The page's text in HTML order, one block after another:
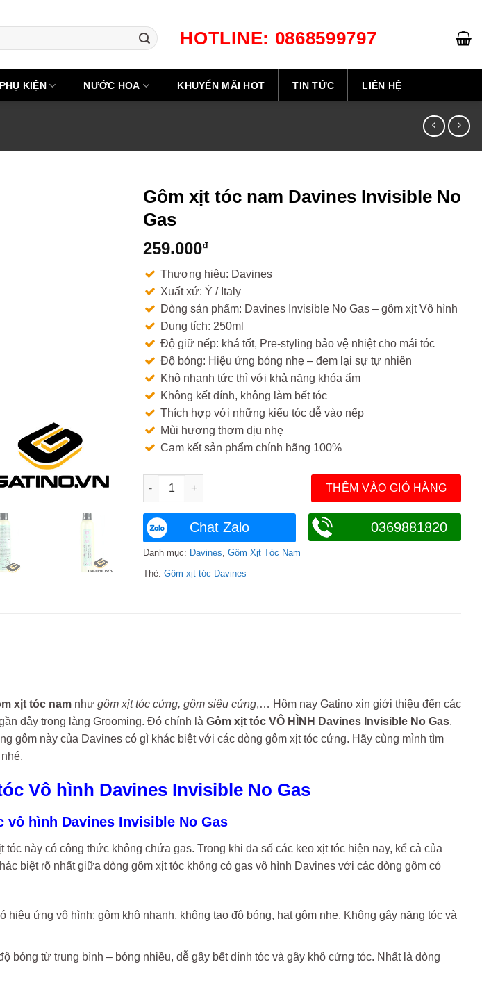
HOTLINE: 0868599797
PHỤ KIỆN NƯỚC HOA KHUYẾN MÃI HOT TIN TỨC LIÊN HỆ
Gôm xịt tóc nam Davines Invisible No
Gas
259.000₫
Thương hiệu: Davines
Xuất xứ: Ý / Italy
Dòng sản phẩm: Davines Invisible No Gas – gôm xịt Vô hình
Dung tích: 250ml
Độ giữ nếp: khá tốt, Pre-styling bảo vệ nhiệt cho mái tóc
Độ bóng: Hiệu ứng bóng nhẹ – đem lại sự tự nhiên
Khô nhanh tức thì với khả năng khóa ẩm
Không kết dính, không làm bết tóc
Thích hợp với những kiểu tóc dễ vào nếp
Mùi hương thơm dịu nhẹ
Cam kết sản phẩm chính hãng 100%
Gôm xịt tóc nam Davines Invisible No Gas số lượng
THÊM VÀO GIỎ HÀNG
Chat Zalo 0369881820
Danh mục: Davines Gôm Xịt Tóc Nam
Thẻ: Gôm xịt tóc Davines
xịt tóc nam như gôm xịt tóc cứng, gôm siêu cứng,… Hôm nay Gatino xin giới thiệu đến các
đây trong làng Grooming. Đó chính là Gôm xịt tóc VÔ HÌNH Davines Invisible No Gas.
gôm này của Davines có gì khác biệt với các dòng gôm xịt tóc cứng. Hãy cùng mình tìm
Vô hình Davines Invisible No Gas
vô hình Davines Invisible No Gas
tóc này có công thức không chứa gas. Trong khi đa số các keo xịt tóc hiện nay, kể cả của
biệt rõ nhất giữa dòng gôm xịt tóc không có gas vô hình Davines với các dòng gôm có
hiệu ứng vô hình: gôm khô nhanh, không tạo độ bóng, hạt gôm nhẹ. Không gây nặng tóc và
bóng từ trung bình – bóng nhiều, dễ gây bết dính tóc và gây khô cứng tóc. Nhất là dòng